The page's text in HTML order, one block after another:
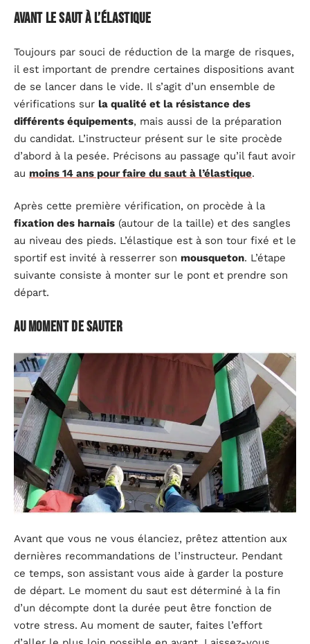
Avant le saut à l’élastique
Toujours par souci de réduction de la marge de risques,
il est important de prendre certaines dispositions avant
de se lancer dans le vide. Il s’agit d’un ensemble de
vérifications sur la qualité et la résistance des
différents équipements, mais aussi de la préparation
du candidat. L’instructeur présent sur le site procède
d’abord à la pesée. Précisons au passage qu’il faut avoir
au moins 14 ans pour faire du saut à l’élastique.
Après cette première vérification, on procède à la
fixation des harnais (autour de la taille) et des sangles
au niveau des pieds. L’élastique est à son tour fixé et le
sportif est invité à resserrer son mousqueton. L’étape
suivante consiste à monter sur le pont et prendre son
départ.
Au moment de sauter
Avant que vous ne vous élanciez, prêtez attention aux
dernières recommandations de l’instructeur. Pendant
ce temps, son assistant vous aide à garder la posture
de départ. Le moment du saut est déterminé à la fin
d’un décompte dont la durée peut être fonction de
votre stress. Au moment de sauter, faites l’effort